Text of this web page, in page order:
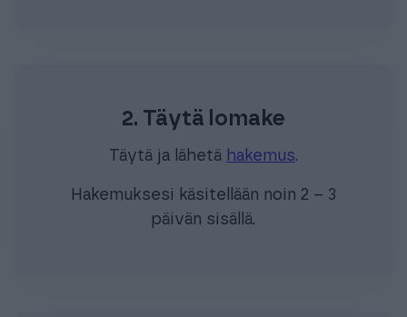
2. Täytä lomake
Täytä ja lähetä hakemus.
Hakemuksesi käsitellään noin 2 – 3
päivän sisällä.